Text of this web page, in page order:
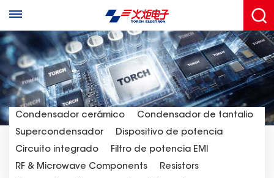
Condensador cerámico
Condensador de tantalio
Supercondensador
Dispositivo de potencia
Circuito integrado
Filtro de potencia EMI
RF & Microwave Components
Resistors